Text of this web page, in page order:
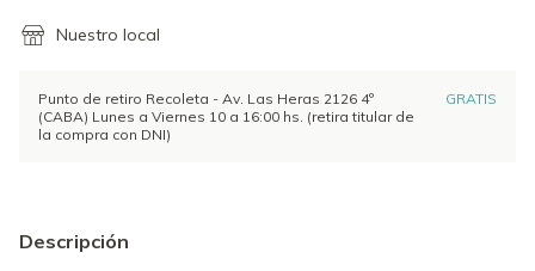
Nuestro local
Punto de retiro Recoleta - Av. Las Heras 2126 4º
(CABA) Lunes a Viernes 10 a 16:00 hs. (retira titular de
la compra con DNI)
GRATIS
Descripción